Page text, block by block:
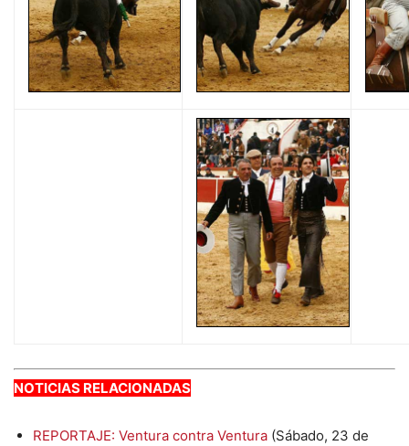
NOTICIAS RELACIONADAS
REPORTAJE: Ventura contra Ventura (Sábado, 23 de